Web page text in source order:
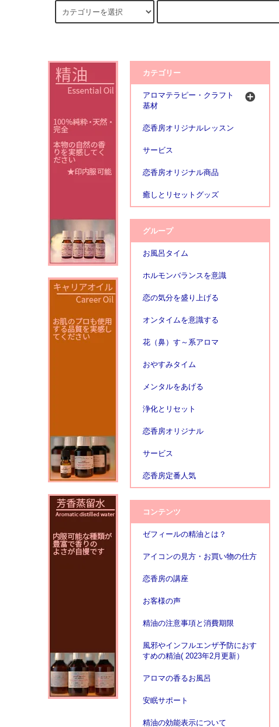
カテゴリー
アロマテラピー・クラフト
基材
恋香房オリジナルレッスン
サービス
恋香房オリジナル商品
癒しとリセットグッズ
グループ
お風呂タイム
ホルモンバランスを意識
恋の気分を盛り上げる
オンタイムを意識する
花（鼻）す～系アロマ
おやすみタイム
メンタルをあげる
浄化とリセット
恋香房オリジナル
サービス
恋香房定番人気
コンテンツ
ゼフィールの精油とは？
アイコンの見方・お買い物の仕方
恋香房の講座
お客様の声
精油の注意事項と消費期限
風邪やインフルエンザ予防におす
すめの精油( 2023年2月更新）
アロマの香るお風呂
安眠サポート
精油の効能表示について